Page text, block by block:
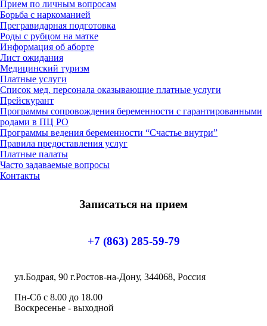
Прием по личным вопросам
Борьба с наркоманией
Прегравидарная подготовка
Роды с рубцом на матке
Информация об аборте
Лист ожидания
Медицинский туризм
Платные услуги
Список мед. персонала оказывающие платные услуги
Прейскурант
Программы сопровождения беременности с гарантированными
родами в ПЦ РО
Программы ведения беременности “Счастье внутри”
Правила предоставления услуг
Платные палаты
Часто задаваемые вопросы
Контакты
Записаться на прием
+7 (863) 285-59-79
ул.Бодрая, 90 г.Ростов-на-Дону, 344068, Россия
Пн-Сб с 8.00 до 18.00
Воскресенье - выходной